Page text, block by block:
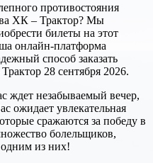
противостояния
ХК – Трактор? Мы
билеты на этот
онлайн-платформа
способ заказать
28 сентября 2026.
ждет незабываемый вечер,
ожидает увлекательная
сражаются за победу в
болельщиков,
одним из них!